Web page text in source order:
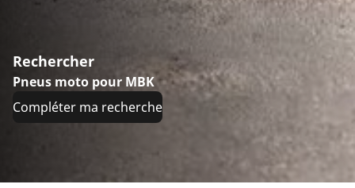
Rechercher
Pneus moto pour MBK
Compléter ma recherche